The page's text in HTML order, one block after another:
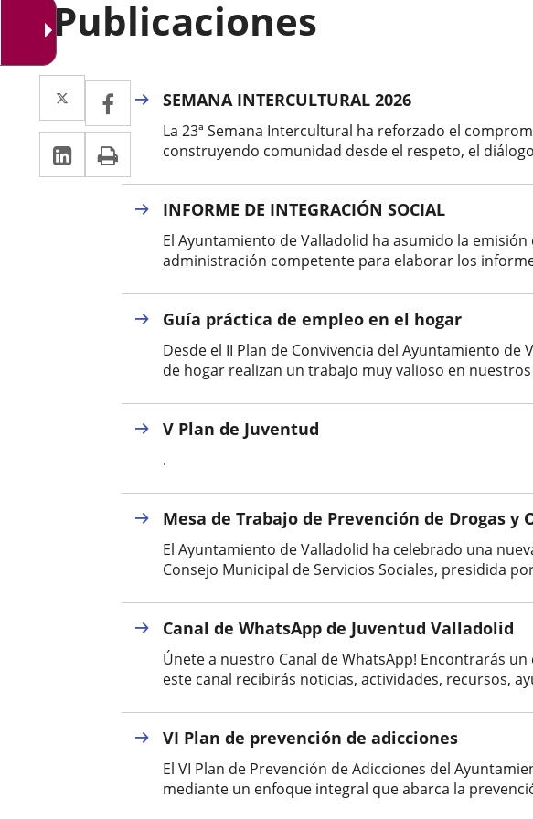
Publicaciones
Twitter
Enlace
a
una
aplicación
externa.
Facebook
Enlace
a
una
aplicación
externa.
Linkedin
Enlace
a
aplicación
Print
SEMANA INTERCULTURAL 2026
La 23ª Semana Intercultural ha reforzado el
construyendo comunidad desde el respeto, el
INFORME DE INTEGRACIÓN SOCIAL
El Ayuntamiento de Valladolid ha asumido la
administración competente para elaborar los
Guía práctica de empleo en el hogar
Desde el II Plan de Convivencia del Ayuntamiento
de hogar realizan un trabajo muy valioso en
V Plan de Juventud
.
Mesa de Trabajo de Prevención de Drogas y
El Ayuntamiento de Valladolid ha celebrado una
Consejo Municipal de Servicios Sociales, presidida
Canal de WhatsApp de Juventud Valladolid
Únete a nuestro Canal de WhatsApp! Encontrarás
este canal recibirás noticias, actividades, recursos,
VI Plan de prevención de adicciones
El VI Plan de Prevención de Adicciones del
mediante un enfoque integral que abarca la